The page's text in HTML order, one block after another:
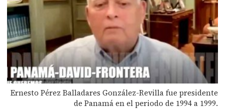
Ernesto Pérez Balladares González-Revilla fue presidente
de Panamá en el periodo de 1994 a 1999.